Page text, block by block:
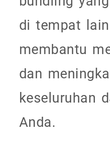
di tempat
membantu
dan
keseluruhan
Anda.